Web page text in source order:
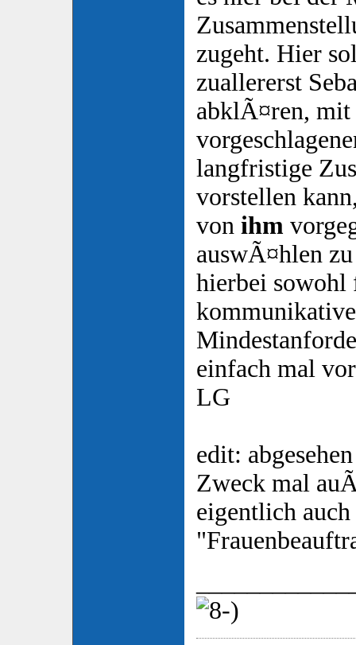
zugeht. Hier
zuallererst
abklÃ¤ren, mit
langfristige
vorstellen
von ihm
auswÃ¤hlen
hierbei sowohl
einfach mal
LG
edit:
Zweck mal
eigentlich